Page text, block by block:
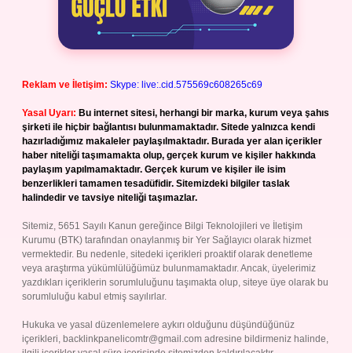
Reklam ve İletişim: Skype: live:.cid.575569c608265c69
Yasal Uyarı: Bu internet sitesi, herhangi bir marka, kurum veya şahıs
şirketi ile hiçbir bağlantısı bulunmamaktadır. Sitede yalnızca kendi
hazırladığımız makaleler paylaşılmaktadır. Burada yer alan içerikler
haber niteliği taşımamakta olup, gerçek kurum ve kişiler hakkında
paylaşım yapılmamaktadır. Gerçek kurum ve kişiler ile isim
benzerlikleri tamamen tesadüfidir. Sitemizdeki bilgiler taslak
halindedir ve tavsiye niteliği taşımazlar.
Sitemiz, 5651 Sayılı Kanun gereğince Bilgi Teknolojileri ve İletişim
Kurumu (BTK) tarafından onaylanmış bir Yer Sağlayıcı olarak hizmet
vermektedir. Bu nedenle, sitedeki içerikleri proaktif olarak denetleme
veya araştırma yükümlülüğümüz bulunmamaktadır. Ancak, üyelerimiz
yazdıkları içeriklerin sorumluluğunu taşımakta olup, siteye üye olarak bu
sorumluluğu kabul etmiş sayılırlar.
Hukuka ve yasal düzenlemelere aykırı olduğunu düşündüğünüz
içerikleri, backlinkpanelicomtr@gmail.com adresine bildirmeniz halinde,